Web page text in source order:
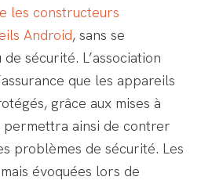
les constructeurs
Android, sans se
sécurité. L’association
que les appareils
grâce aux mises à
permettra ainsi de contrer
problèmes de sécurité. Les
évoquées lors de